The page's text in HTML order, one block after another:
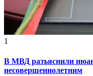
1
В МВД разъяснили
несовершеннолетним